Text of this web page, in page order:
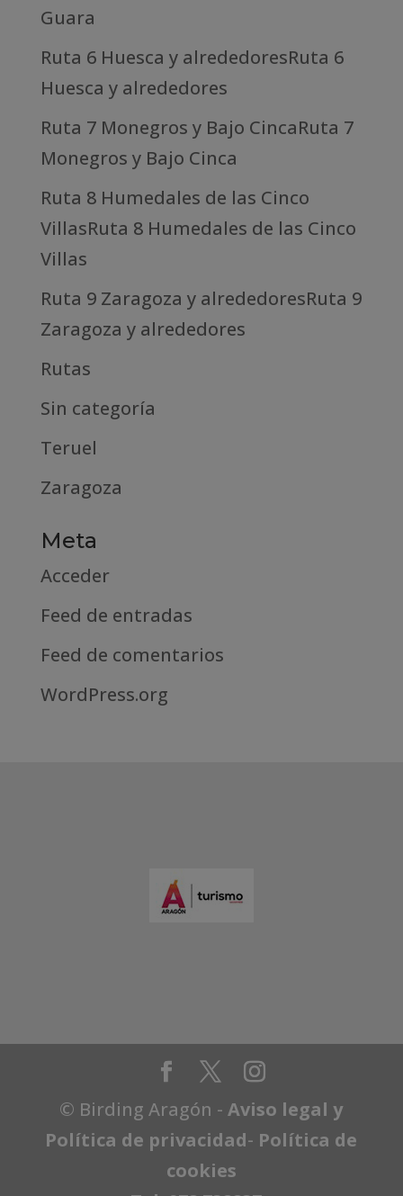
Guara
Ruta 6 Huesca y alrededoresRuta 6
Huesca y alrededores
Ruta 7 Monegros y Bajo CincaRuta 7
Monegros y Bajo Cinca
Ruta 8 Humedales de las Cinco
VillasRuta 8 Humedales de las Cinco
Villas
Ruta 9 Zaragoza y alrededoresRuta 9
Zaragoza y alrededores
Rutas
Sin categoría
Teruel
Zaragoza
Meta
Acceder
Feed de entradas
Feed de comentarios
WordPress.org
© Birding Aragón -Aviso legal y
Política de privacidad- Política de
cookies